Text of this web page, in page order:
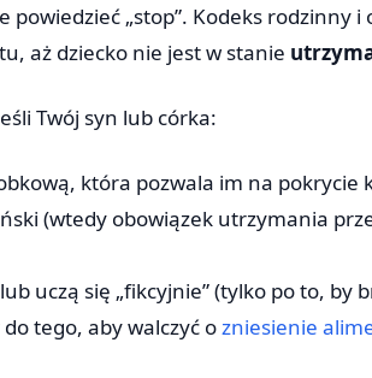
powiedzieć „stop”. Kodeks rodzinny
aż dziecko nie jest w stanie
Twój syn lub córka:
która pozwala im na pokrycie
(wtedy obowiązek utrzymania
uczą się „fikcyjnie” (tylko po to, by
tego, aby walczyć ozniesienie